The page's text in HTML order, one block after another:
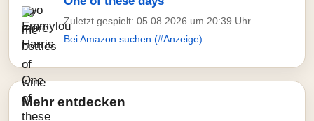
Zuletzt gespielt: 05.08.2026 um 20:39 Uhr
Bei Amazon suchen (#Anzeige)
Mehr entdecken